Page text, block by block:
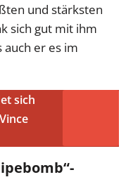
und stärksten
sich gut mit ihm
er es im
sich